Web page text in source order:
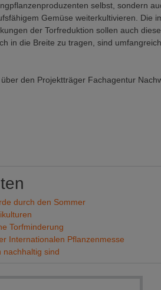
selbst, sondern
Gemüse weiterkultivieren. Die
der Torfreduktion sollen auch
in die Breite zu tragen, sind
den Projektträger Fachagentur
durch den Sommer
Torfminderung
Internationalen Pflanzenmesse
nachhaltig sind